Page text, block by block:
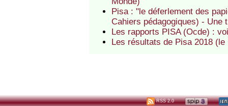
Pisa : "le déferlement des
Cahiers pédagogiques) - Une
Les rapports PISA (Ocde) :
Les résultats de Pisa 2018 (le
RSS 2.0